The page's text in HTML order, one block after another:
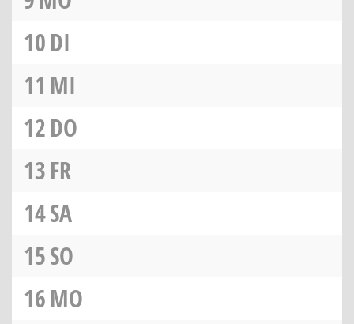
10DI
11 MI
12DO
13FR
14SA
15SO
16MO